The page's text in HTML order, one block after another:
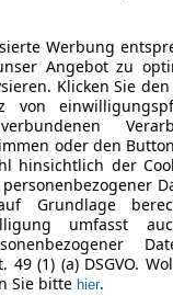
Werbung
Angebot zu
Klicken Sie
oder den
hinsichtlich der
Grundlage
umfasst
(1) (a) DSGVO.
Sie bitte hier.